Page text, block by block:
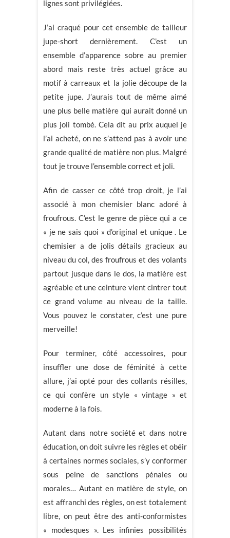
lignes sont privilégiées.
J’ai craqué pour cet ensemble de tailleur
jupe-short dernièrement. C’est un
ensemble d’apparence sobre au premier
abord mais reste très actuel grâce au
motif à carreaux et la jolie découpe de la
petite jupe. J’aurais tout de même aimé
une plus belle matière qui aurait donné un
plus joli tombé. Cela dit au prix auquel je
l’ai acheté, on ne s’attend pas à avoir une
grande qualité de matière non plus. Malgré
tout je trouve l’ensemble correct et joli.
Afin de casser ce côté trop droit, je l’ai
associé à mon chemisier blanc adoré à
froufrous. C’est le genre de pièce qui a ce
« je ne sais quoi » d’original et unique . Le
chemisier a de jolis détails gracieux au
niveau du col, des froufrous et des volants
partout jusque dans le dos, la matière est
agréable et une ceinture vient cintrer tout
ce grand volume au niveau de la taille.
Vous pouvez le constater, c’est une pure
merveille!
Pour terminer, côté accessoires, pour
insuffler une dose de féminité à cette
allure, j’ai opté pour des collants résilles,
ce qui confère un style « vintage » et
moderne à la fois.
Autant dans notre société et dans notre
éducation, on doit suivre les règles et obéir
à certaines normes sociales, s’y conformer
sous peine de sanctions pénales ou
morales… Autant en matière de style, on
est affranchi des règles, on est totalement
libre, on peut être des anti-conformistes
« modesques ». Les infinies possibilités